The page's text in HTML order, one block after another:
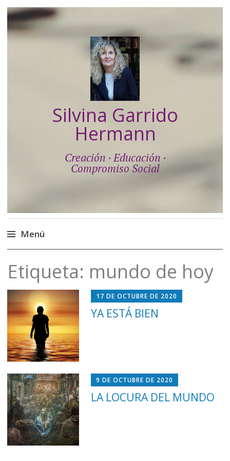
Silvina Garrido
Hermann
Creación · Educación ·
Compromiso Social
Menú
al
contenido
Etiqueta: mundo de hoy
17 DE OCTUBRE DE 2020
YA ESTÁ BIEN
9 DE OCTUBRE DE 2020
LA LOCURA DEL MUNDO